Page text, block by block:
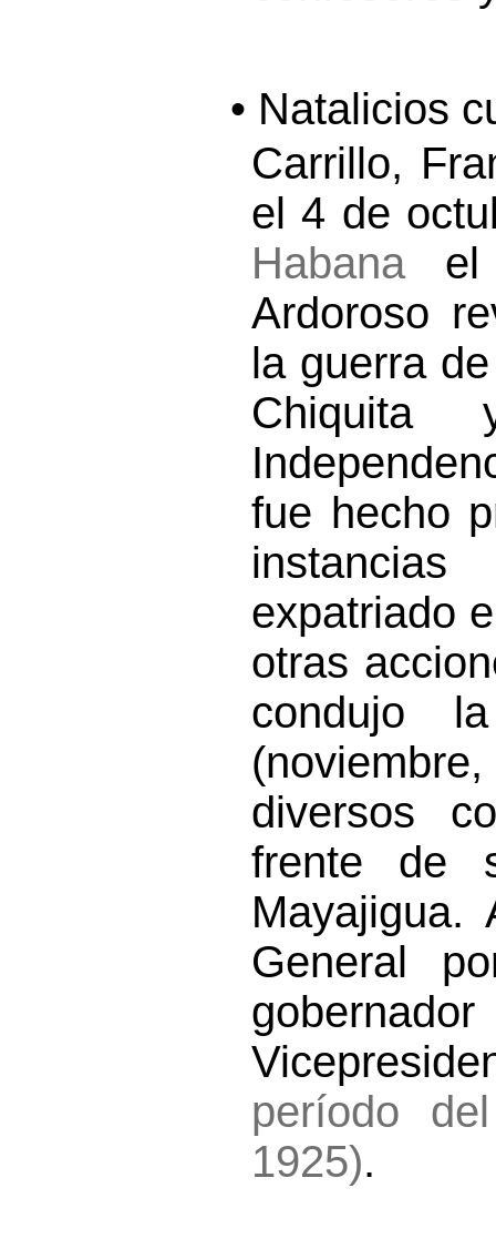
• Natalicios
Carrillo,
el 4 de
Habanael
Ardoroso
la guerra
fue hecho
expatriado
otras
condujo
diversos
frente de
Mayajigua.
General
período
1925).